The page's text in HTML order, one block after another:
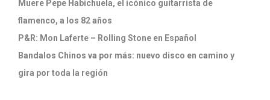
Muere Pepe Habichuela, el icónico guitarrista de
flamenco, a los 82 años
P&R: Mon Laferte – Rolling Stone en Español
Bandalos Chinos va por más: nuevo disco en camino y
gira por toda la región